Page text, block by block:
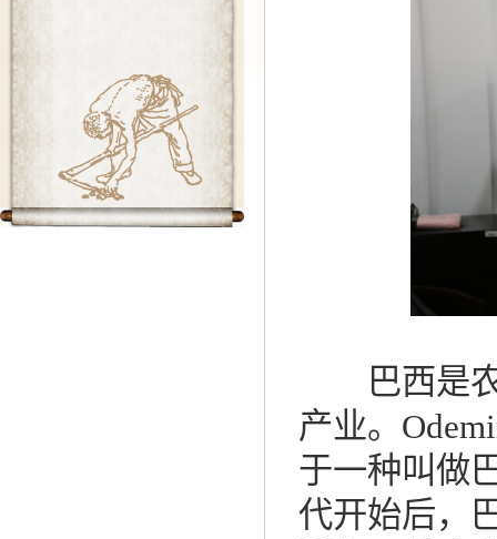
巴西是农
产业。
于一种叫做
代开始后，